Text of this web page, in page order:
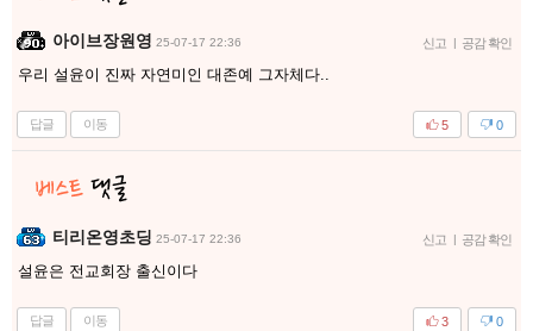
아이브장원영 25-07-17 22:36 신고 | 공감 확인
우리 설윤이 진짜 자연미인 대존예 그자체다..
답글 이동 0
5
티리온영초딩 25-07-17 22:36 신고 | 공감 확인
설윤은 전교회장 출신이다
답글 이동 0
3